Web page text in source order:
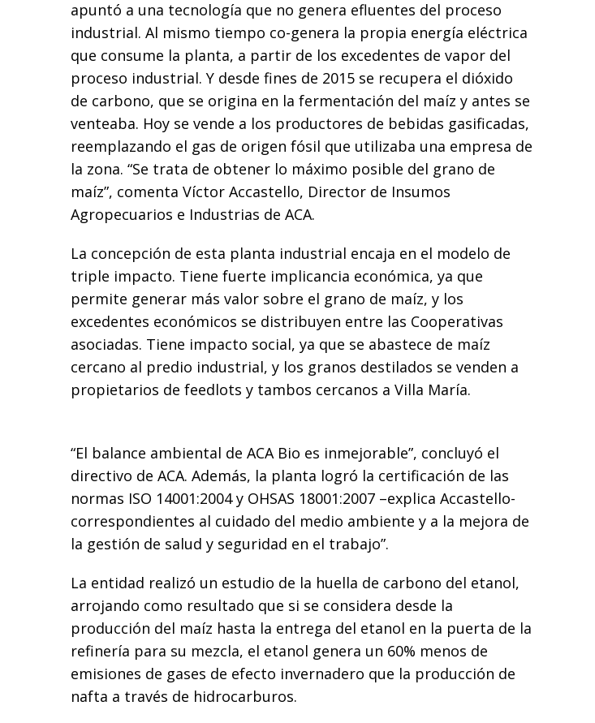
apuntó a una tecnología que no genera efluentes del proceso
industrial. Al mismo tiempo co-genera la propia energía eléctrica
que consume la planta, a partir de los excedentes de vapor del
proceso industrial. Y desde fines de 2015 se recupera el dióxido
de carbono, que se origina en la fermentación del maíz y antes se
venteaba. Hoy se vende a los productores de bebidas gasificadas,
reemplazando el gas de origen fósil que utilizaba una empresa de
la zona. “Se trata de obtener lo máximo posible del grano de
maíz”, comenta Víctor Accastello, Director de Insumos
Agropecuarios e Industrias de ACA.
La concepción de esta planta industrial encaja en el modelo de
triple impacto. Tiene fuerte implicancia económica, ya que
permite generar más valor sobre el grano de maíz, y los
excedentes económicos se distribuyen entre las Cooperativas
asociadas. Tiene impacto social, ya que se abastece de maíz
cercano al predio industrial, y los granos destilados se venden a
propietarios de feedlots y tambos cercanos a Villa María.
“El balance ambiental de ACA Bio es inmejorable”, concluyó el
directivo de ACA. Además, la planta logró la certificación de las
normas ISO 14001:2004 y OHSAS 18001:2007 –explica Accastello-
correspondientes al cuidado del medio ambiente y a la mejora de
la gestión de salud y seguridad en el trabajo”.
La entidad realizó un estudio de la huella de carbono del etanol,
arrojando como resultado que si se considera desde la
producción del maíz hasta la entrega del etanol en la puerta de la
refinería para su mezcla, el etanol genera un 60% menos de
emisiones de gases de efecto invernadero que la producción de
nafta a través de hidrocarburos.